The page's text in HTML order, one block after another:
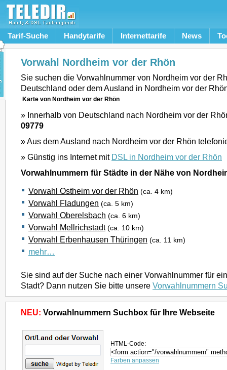
Tarif-Suche Handytarife Internettarife News
Vorwahl Nordheim vor der Rhön
Sie suchen die Vorwahlnummer von Nordheim vor der
Deutschland oder dem Ausland in Nordheim vor der
Karte von Nordheim vor der Rhön
» Innerhalb von Deutschland nach Nordheim vor der
09779
» Aus dem Ausland nach Nordheim vor der Rhön
» Günstig ins Internet mit DSL in Nordheim vor der Rhön
Vorwahlnummern für Städte in der Nähe von
Vorwahl Ostheim vor der Rhön (ca. 4 km)
Vorwahl Fladungen (ca. 5 km)
Vorwahl Oberelsbach (ca. 6 km)
Vorwahl Mellrichstadt (ca. 10 km)
Vorwahl Erbenhausen Thüringen (ca. 11 km)
mehr…
Sie sind auf der Suche nach einer Vorwahlnummer für
Stadt? Dann nutzen Sie bitte unsere Vorwahlnummern
NEU: Vorwahlnummern Suchbox für Ihre Webseite
HTML-Code:
Farben anpassen